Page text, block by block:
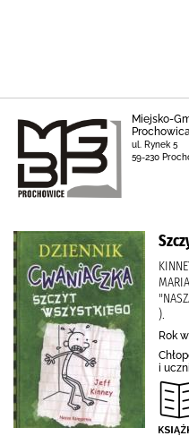
Miejsko-
ul. Rynek 5
59-230
).
Rok
i